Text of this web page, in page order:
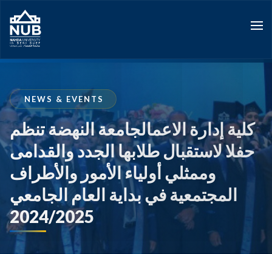
content
NEWS & EVENTS
كلية إدارة الاعمالجامعة النهضة تنظم
حفلا لاستقبال طلابها الجدد والقدامى
وممثلي أولياء الأمور والأطراف
المجتمعية في بداية العام الجامعي
2024/2025